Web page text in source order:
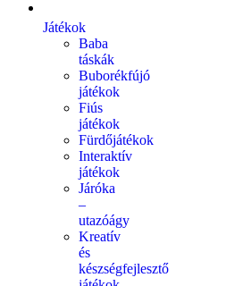
Játékok
Baba
táskák
Buborékfújó
játékok
Fiús
játékok
Fürdőjátékok
Interaktív
játékok
Járóka
–
utazóágy
Kreatív
és
készségfejlesztő